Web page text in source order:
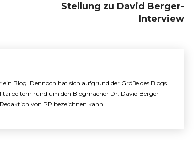
Stellung zu David Berger-
Interview
Blog. Dennoch hat sich aufgrund der Größe des Blogs
rund um den Blogmacher Dr. David Berger
von PP bezeichnen kann.